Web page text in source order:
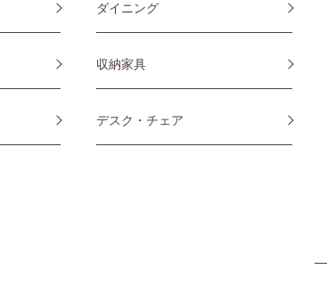
ダイニング
収納家具
デスク・チェア